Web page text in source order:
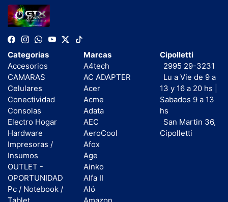
Categorias
Accesorios
CAMARAS
Celulares
Conectividad
Consolas
Electro Hogar
Hardware
Impresoras /
Insumos
OUTLET -
OPORTUNIDAD
Pc / Notebook /
Marcas
A4tech
AC ADAPTER
Acer
Acme
Adata
AEC
AeroCool
Afox
Age
Ainko
Alfa II
Aló
Cipolletti
2995 29-3231
Lu a Vie de 9 a
13 y 16 a 20 hs |
Sabados 9 a 13
hs
San Martin 36,
Cipolletti